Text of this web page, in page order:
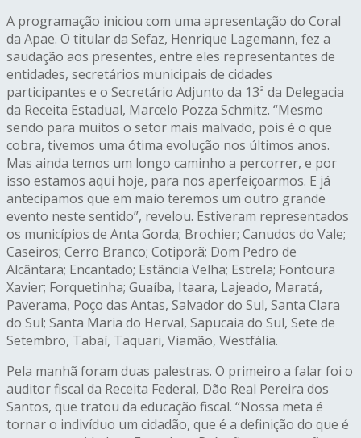
A programação iniciou com uma apresentação do Coral
da Apae. O titular da Sefaz, Henrique Lagemann, fez a
saudação aos presentes, entre eles representantes de
entidades, secretários municipais de cidades
participantes e o Secretário Adjunto da 13ª da Delegacia
da Receita Estadual, Marcelo Pozza Schmitz. “Mesmo
sendo para muitos o setor mais malvado, pois é o que
cobra, tivemos uma ótima evolução nos últimos anos.
Mas ainda temos um longo caminho a percorrer, e por
isso estamos aqui hoje, para nos aperfeiçoarmos. E já
antecipamos que em maio teremos um outro grande
evento neste sentido”, revelou. Estiveram representados
os municípios de Anta Gorda; Brochier; Canudos do Vale;
Caseiros; Cerro Branco; Cotiporã; Dom Pedro de
Alcântara; Encantado; Estância Velha; Estrela; Fontoura
Xavier; Forquetinha; Guaíba, Itaara, Lajeado, Maratá,
Paverama, Poço das Antas, Salvador do Sul, Santa Clara
do Sul; Santa Maria do Herval, Sapucaia do Sul, Sete de
Setembro, Tabaí, Taquari, Viamão, Westfália.
Pela manhã foram duas palestras. O primeiro a falar foi o
auditor fiscal da Receita Federal, Dão Real Pereira dos
Santos, que tratou da educação fiscal. “Nossa meta é
tornar o indivíduo um cidadão, que é a definição do que é